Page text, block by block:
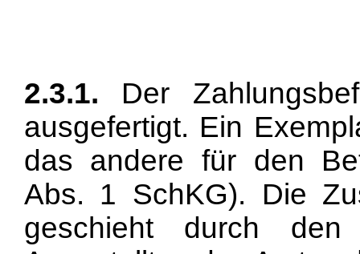
2.3.1. Der
ausgefertigt. Ein
das andere für den
Abs. 1 SchKG). Die
geschieht durch den